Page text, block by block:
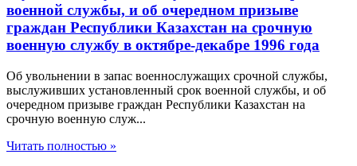
военной службы, и об очередном призыве
граждан Республики Казахстан на срочную
военную службу в октябре-декабре 1996 года
Об увольнении в запас военнослужащих срочной службы,
выслуживших установленный срок военной службы, и об
очередном призыве граждан Республики Казахстан на
срочную военную служ...
Читать полностью »